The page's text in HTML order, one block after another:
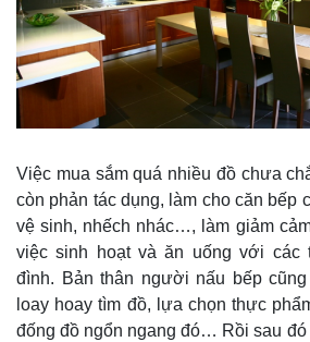
Kinh tế
Bất động sản
Khởi nghiệp
Thị
Giá
Tiêu
Tỷ giá
Giá
Việc mua sắm quá nhiều đồ chưa
còn phản tác dụng, làm cho căn bếp
vệ sinh, nhếch nhác…, làm giảm
việc sinh hoạt và ăn uống với các
đình. Bản thân người nấu bếp
loay hoay tìm đồ, lựa chọn thực
đống đồ ngổn ngang đó… Rồi sau đó